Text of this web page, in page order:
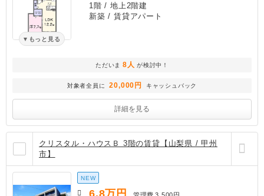
もっと見る
1階 / 地上2階建
新築 / 賃貸アパート
ただいま 8人 が検討中！
対象者全員に 20,000円 キャッシュバック
詳細を見る
クリスタル・ハウスＢ 3階の賃貸【山梨県 / 甲州
市】
NEW
6.8万円